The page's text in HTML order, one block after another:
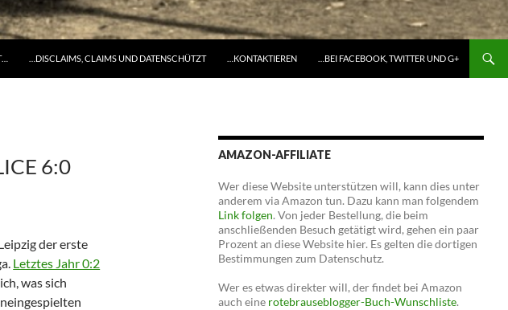
…DISCLAIMS, CLAIMS UND DATENSCHÜTZT …KONTAKTIEREN …BEI FACEBOOK, TWITTER UND G+
6:0
der erste
Letztes Jahr 0:2
was sich
AMAZON-AFFILIATE
Wer diese Website unterstützen will, kann dies unter
anderem via Amazon tun. Dazu kann man folgendem
Link folgen. Von jeder Bestellung, die beim
anschließenden Besuch getätigt wird, gehen ein paar
Prozent an diese Website hier. Es gelten die dortigen
Bestimmungen zum Datenschutz.
Wer es etwas direkter will, der findet bei Amazon
auch eine rotebrauseblogger-Buch-Wunschliste.